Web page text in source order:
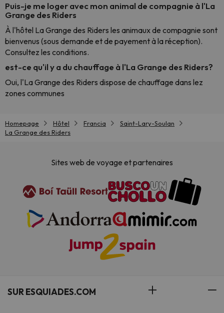
Puis-je me loger avec mon animal de compagnie à l'La
Grange des Riders
À l'hôtel La Grange des Riders les animaux de compagnie sont
bienvenus (sous demande et de payement à la réception).
Consultez les conditions.
est-ce qu'il y a du chauffage à l'La Grange des Riders?
Oui, l'La Grange des Riders dispose de chauffage dans lez
zones communes
Homepage Hôtel Francia
Saint-Lary-Soulan
La Grange des Riders
Sites web de voyage et partenaires
SUR ESQUIADES.COM